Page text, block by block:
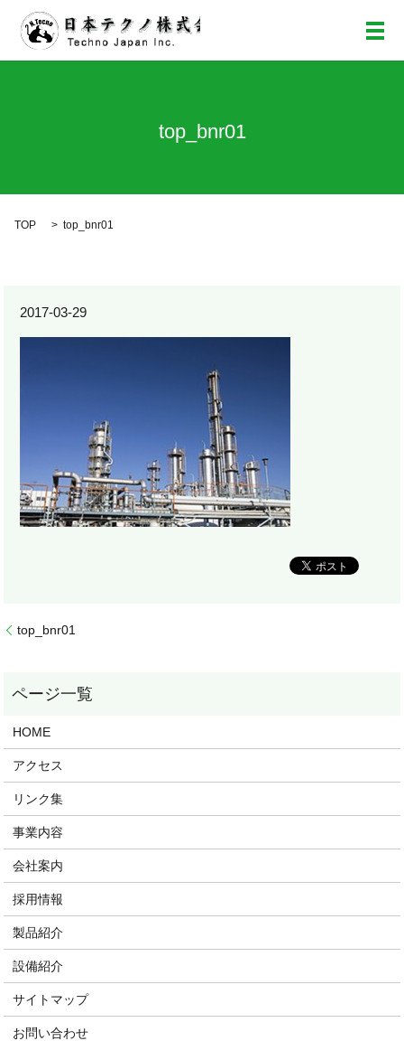
メ
top_bnr01
TOP top_bnr01
2017-03-29
top_bnr01
HOME
アクセス
リンク集
事業内容
会社案内
採用情報
製品紹介
設備紹介
サイトマップ
お問い合わせ